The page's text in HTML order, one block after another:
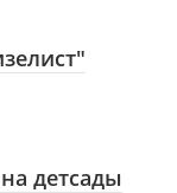
детсады